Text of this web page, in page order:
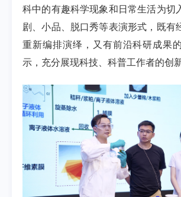
科中的有趣科学现象和日常生活为切
剧、小品、脱口秀等表演形式，既有
重新编排演绎，又有前沿科研成果
示，充分展现科技、科普工作者的创